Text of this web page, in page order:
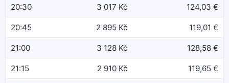
20:30 3 017 Kč 124,03 €
20:45 2 895 Kč 119,01 €
21:00 3 128 Kč 128,58 €
21:15 2 910 Kč 119,65 €